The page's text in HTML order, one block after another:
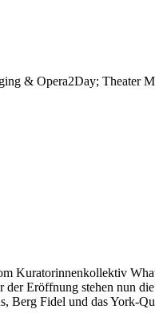
& Opera2Day; Theater
Kuratorinnenkollektiv
Eröffnung stehen nun
Berg Fidel und das York-